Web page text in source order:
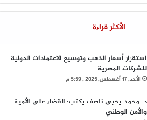
الأكثر قراءة
استقرار أسعار الذهب وتوسيع الاعتمادات الدولية
للشركات المصرية
الأحد, 17 أغسطس, 2025 , 5:59 م
د. محمد يحيى ناصف يكتب: القضاء على الأمية
والأمن الوطني